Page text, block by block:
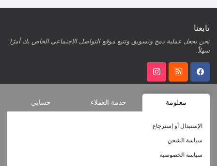
تابعنا
نحن نجعل عملية دمج وتسويق وتتبع موقع التواصل الاجتماعي الخاص بك أمرًا
سهلاً.
معلومة خدمة العملاء حسابي
الإستبدال أو إسترجاع
سياسة الشحن
سياسة الخصوصية